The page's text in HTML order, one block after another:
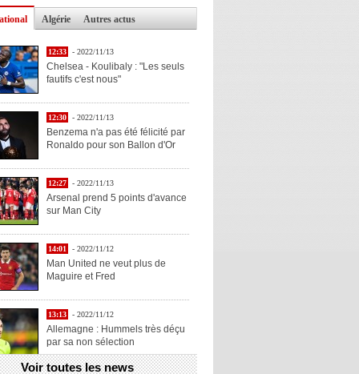
Algérie Autres actus
12:33 - 2022/11/13
Chelsea - Koulibaly : "Les seuls
fautifs c'est nous"
12:30 - 2022/11/13
Benzema n'a pas été félicité par
Ronaldo pour son Ballon d'Or
12:27 - 2022/11/13
Arsenal prend 5 points d'avance
sur Man City
14:01 - 2022/11/12
Man United ne veut plus de
Maguire et Fred
13:13 - 2022/11/12
Allemagne : Hummels très déçu
par sa non sélection
Voir toutes les news